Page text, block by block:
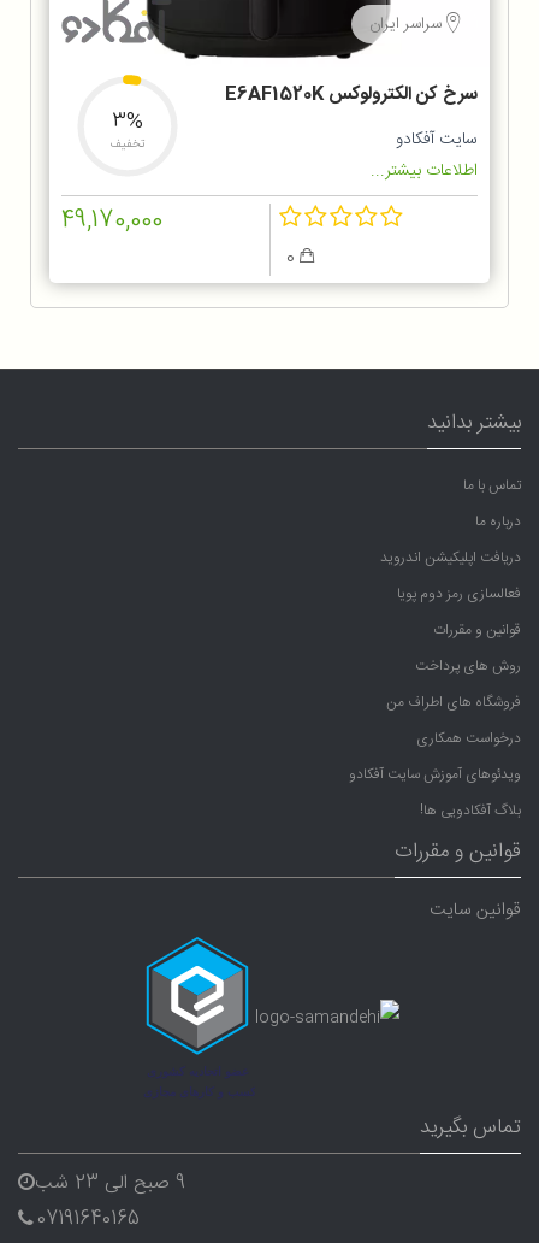
سراسر ایران
سرخ کن الکترولوکس E6AF1520K
سایت آفکادو
اطلاعات بیشتر...
3%
تخفیف
49,170,000
بیشتر بدانید
تماس با ما
درباره ما
دریافت اپلیکیشن اندروید
فعالسازی رمز دوم پویا
قوانین و مقررات
روش های پرداخت
فروشگاه های اطراف من
درخواست همکاری
ویدئوهای آموزش سایت آفکادو
بلاگ آفکادویی ها!
قوانین و مقررات
قوانین سایت
تماس بگیرید
9 صبح الی 23 شب
07191640165